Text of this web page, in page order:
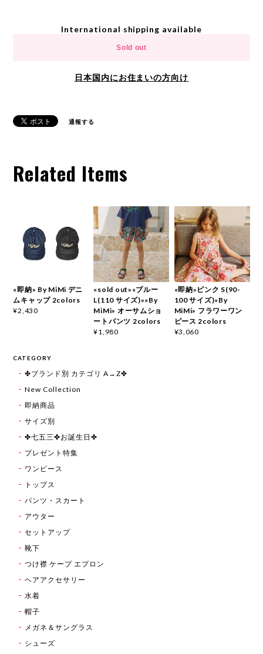
International shipping available
Sold out
日本国内にお住まいの方向け
通報する
Related Items
«即納» By MiMi デニ
ムキャップ 2colors
¥2,430
«sold out»«ブルー
L(110 サイズ)»«By
MiMi» オーサムショ
ートパンツ 2colors
¥1,980
«即納»ピンク S(90-
100 サイズ)«By
MiMi» フラワーワン
ピース 2colors
¥3,060
CATEGORY
✤ブランド別 カテゴリ A→Z✤
New Collection
即納商品
サイズ別
✤七五三✤お誕生日✤
プレゼント特集
ワンピース
トップス
パンツ・スカート
アウター
セットアップ
靴下
つけ襟 ケープ エプロン
ヘアアクセサリー
水着
帽子
メガネ＆サングラス
シューズ